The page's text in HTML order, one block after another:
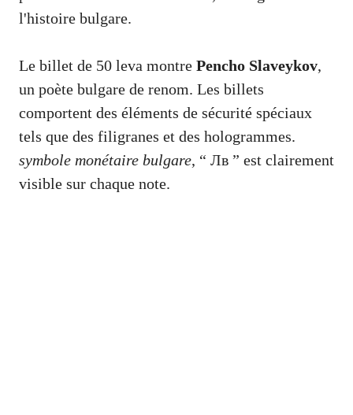
l'histoire bulgare.
Le billet de 50 leva montre Pencho Slaveykov,
un poète bulgare de renom. Les billets
comportent des éléments de sécurité spéciaux
tels que des filigranes et des hologrammes.
symbole monétaire bulgare, “ Лв ” est clairement
visible sur chaque note.